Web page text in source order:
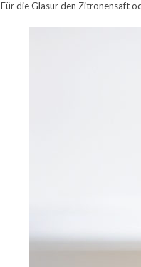
Für die Glasur den Zitronensaft